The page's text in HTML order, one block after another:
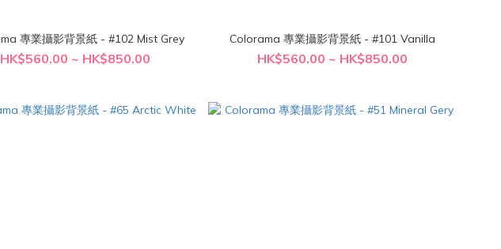
Colorama 專業攝影背景紙 - #102 Mist Grey
HK$560.00 ~ HK$850.00
Colorama 專業攝影背景紙 - #101 Vanilla
HK$560.00 ~ HK$850.00